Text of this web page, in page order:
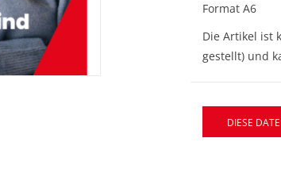
Format A6
Die Artikel ist
gestellt) und
DIESE